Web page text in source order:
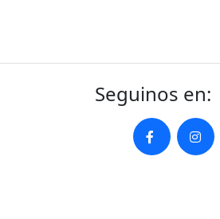
Seguinos en: